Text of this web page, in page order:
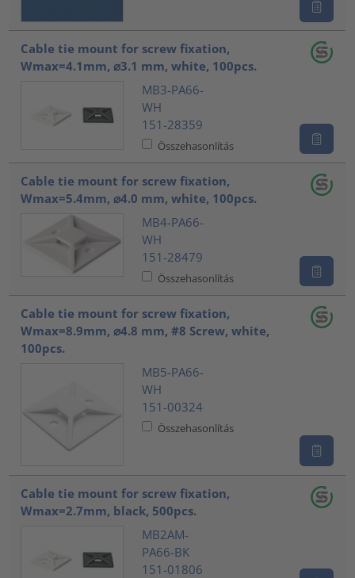
Cable tie mount for screw fixation,
Wmax=4.1mm, ⌀3.1 mm, white, 100pcs.
MB3-PA66-
WH
151-28359
Összehasonlítás
Cable tie mount for screw fixation,
Wmax=5.4mm, ⌀4.0 mm, white, 100pcs.
MB4-PA66-
WH
151-28479
Összehasonlítás
Cable tie mount for screw fixation,
Wmax=8.9mm, ⌀4.8 mm, #8 Screw, white,
100pcs.
MB5-PA66-
WH
151-00324
Összehasonlítás
Cable tie mount for screw fixation,
Wmax=2.7mm, black, 500pcs.
MB2AM-
PA66-BK
151-01806